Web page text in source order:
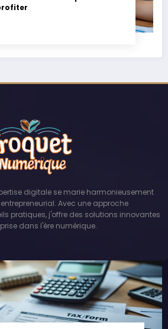
digitale se marie harmonieusement
Avec une approche
pratiques, j'offre des solutions innovantes
dans l'ère numérique.